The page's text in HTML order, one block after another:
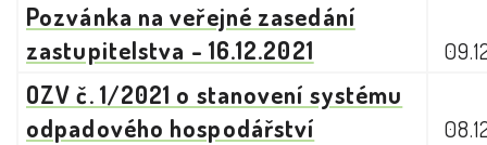
Pozvánka na veřejné zasedání
zastupitelstva - 16.12.2021
OZV č. 1/2021 o stanovení systému
odpadového hospodářství